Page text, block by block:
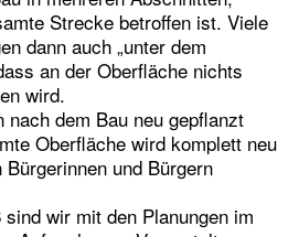
Strecke betroffen ist. Viele
dann auch „unter dem
an der Oberfläche nichts
wird.
nach dem Bau neu gepflanzt
Oberfläche wird komplett neu
und Bürgern
wir mit den Planungen im